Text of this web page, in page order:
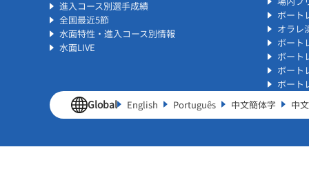
進入コース別選手成績
全国最近5節
水面特性・進入コース別情報
水面LIVE
ボート
オラレ
ボート
ボート
ボート
ボート
Global English Português 中文簡体字 中